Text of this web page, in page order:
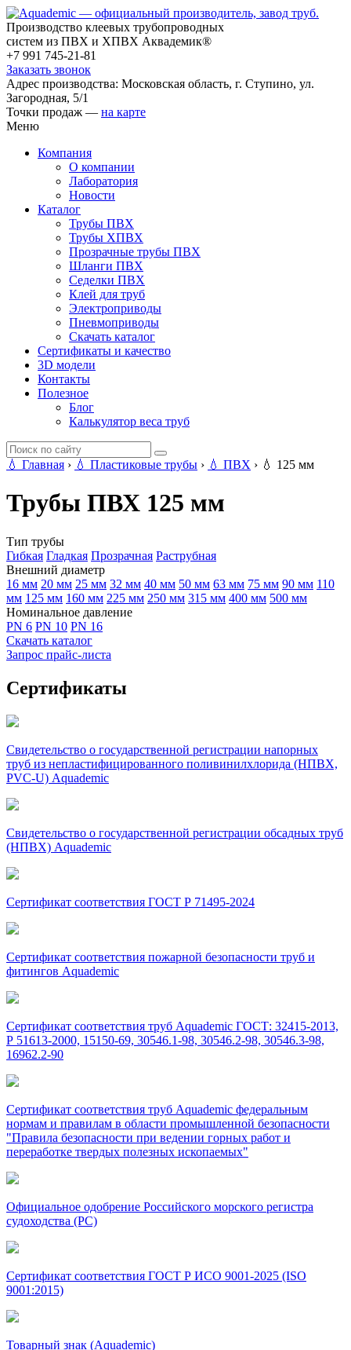
Производство клеевых трубопроводных
систем из ПВХ и ХПВХ Аквадемик®
+7 991 745-21-81
Заказать звонок
Адрес производства: Московская область, г. Ступино, ул.
Загородная, 5/1
Точки продаж — на карте
Меню
Компания
О компании
Лаборатория
Новости
Каталог
Трубы ПВХ
Трубы ХПВХ
Прозрачные трубы ПВХ
Шланги ПВХ
Седелки ПВХ
Клей для труб
Электроприводы
Пневмоприводы
Скачать каталог
Сертификаты и качество
3D модели
Контакты
Полезное
Блог
Калькулятор веса труб
💧 Главная › 💧 Пластиковые трубы › 💧 ПВХ › 💧 125 мм
Трубы ПВХ 125 мм
Тип трубы
Гибкая Гладкая Прозрачная Раструбная
Внешний диаметр
16 мм 20 мм 25 мм 32 мм 40 мм 50 мм 63 мм 75 мм 90 мм 110
мм 125 мм 160 мм 225 мм 250 мм 315 мм 400 мм 500 мм
Номинальное давление
PN 6 PN 10 PN 16
Скачать каталог
Запрос прайс-листа
Сертификаты
Свидетельство о государственной регистрации напорных
труб из непластифицированного поливинилхлорида (НПВХ,
PVC-U) Aquademic
Свидетельство о государственной регистрации обсадных труб
(НПВХ) Aquademic
Сертификат соответствия ГОСТ Р 71495-2024
Сертификат соответствия пожарной безопасности труб и
фитингов Aquademic
Сертификат соответствия труб Aquademic ГОСТ: 32415-2013,
Р 51613-2000, 15150-69, 30546.1-98, 30546.2-98, 30546.3-98,
16962.2-90
Сертификат соответствия труб Aquademic федеральным
нормам и правилам в области промышленной безопасности
"Правила безопасности при ведении горных работ и
переработке твердых полезных ископаемых"
Официальное одобрение Российского морского регистра
судоходства (РС)
Сертификат соответствия ГОСТ Р ИСО 9001-2025 (ISO
9001:2015)
Товарный знак (Aquademic)